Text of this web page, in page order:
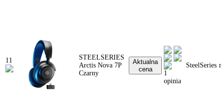
11
STEELSERIES
Arctis Nova 7P
Czarny
Aktualna
cena
1
opinia
SteelSeries